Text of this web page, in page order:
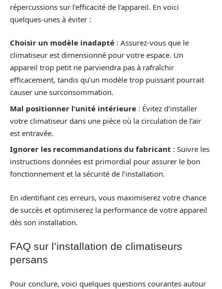
répercussions sur l’efficacité de l’appareil. En voici
quelques-unes à éviter :
Choisir un modèle inadapté : Assurez-vous que le
climatiseur est dimensionné pour votre espace. Un
appareil trop petit ne parviendra pas à rafraîchir
efficacement, tandis qu’un modèle trop puissant pourrait
causer une surconsommation.
Mal positionner l’unité intérieure : Évitez d’installer
votre climatiseur dans une pièce où la circulation de l’air
est entravée.
Ignorer les recommandations du fabricant : Suivre les
instructions données est primordial pour assurer le bon
fonctionnement et la sécurité de l’installation.
En identifiant ces erreurs, vous maximiserez votre chance
de succès et optimiserez la performance de votre appareil
dès son installation.
FAQ sur l’installation de climatiseurs
persans
Pour conclure, voici quelques questions courantes autour